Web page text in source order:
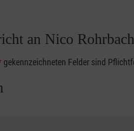
an Nico Rohrbach
gekennzeichneten Felder sind